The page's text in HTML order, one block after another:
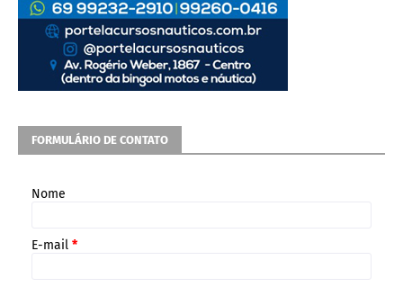
FORMULÁRIO DE CONTATO
Nome
E-mail *